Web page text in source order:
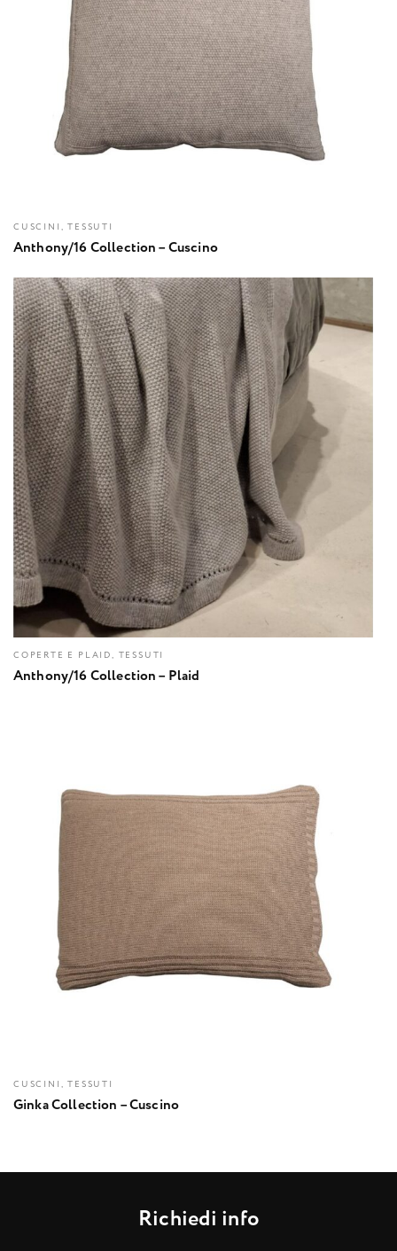
CUSCINI, TESSUTI
Anthony/16 Collection – Cuscino
COPERTE E PLAID, TESSUTI
Anthony/16 Collection – Plaid
CUSCINI, TESSUTI
Ginka Collection – Cuscino
Richiedi info